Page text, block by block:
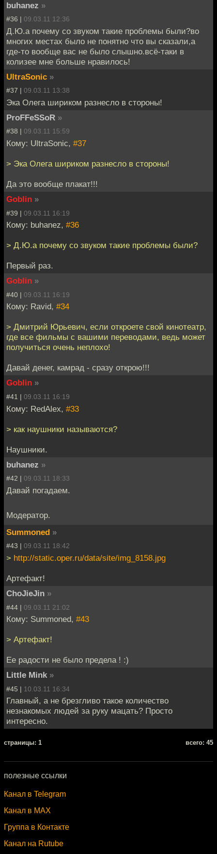
buhanez »
#36 | 09.03.11 12:36
Д.Ю.а почему со звуком такие проблемы были?во
многих местах было не понятно что вы сказали,а
где-то вообще вас не было слышно.всё-таки в
колизее мне больше нравилось!
UltraSonic »
#37 | 09.03.11 13:38
Эка Олега шириком разнесло в стороны!
ProFFeSSoR »
#38 | 09.03.11 15:59
Кому: UltraSonic, #37
> Эка Олега шириком разнесло в стороны!
Да это вообще плакат!!!
Goblin »
#39 | 09.03.11 16:19
Кому: buhanez, #36
> Д.Ю.а почему со звуком такие проблемы были?
Первый раз.
Goblin »
#40 | 09.03.11 16:19
Кому: Ravid, #34
> Дмитрий Юрьевич, если откроете свой кинотеатр,
где все фильмы с вашими переводами, ведь может
получиться очень неплохо!
Давай денег, камрад - сразу открою!!!
Goblin »
#41 | 09.03.11 16:19
Кому: RedAlex, #33
> как наушники называются?
Наушники.
buhanez »
#42 | 09.03.11 18:33
Давай погадаем.
Модератор.
Summoned »
#43 | 09.03.11 18:42
> http://static.oper.ru/data/site/img_8158.jpg
Артефакт!
ChoJieJin »
#44 | 09.03.11 21:02
Кому: Summoned, #43
> Артефакт!
Ее радости не было предела ! :)
Little Mink »
#45 | 10.03.11 16:34
Главный, а не брезгливо такое количество
незнакомых людей за руку мацать? Просто
интересно.
cтраницы: 1 всего: 45
полезные ссылки
Канал в Telegram
Канал в MAX
Группа в Контакте
Канал на Rutube